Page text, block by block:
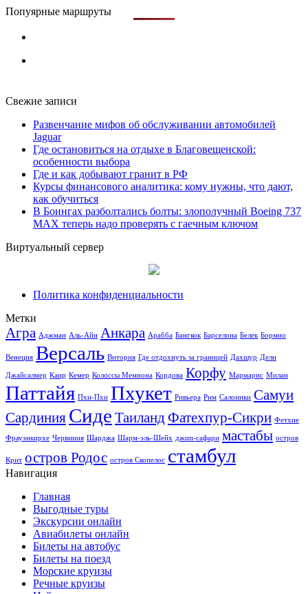
Попуярные маршруты
Свежие записи
Развенчание мифов об обслуживании автомобилей
Jaguar
Где остановиться на отдыхе в Благовещенской:
особенности выбора
Где и как добывают гранит в РФ
Курсы финансового аналитика: кому нужны, что дают,
как обучиться
В Боингах разболтались болты: злополучный Boeing 737
MAX теперь надо проверять с гаечным ключом
Виртуальный сервер
Политика конфиденциальности
Метки
Агра Аджман Аль-Айн Анкара Арабба Бангкок Барселона Белек Бормио
Венеция Версаль Витория Где отдохнуть за границей Дахшур Дели
Джайсалмер Каир Кемер Колоссы Мемнона Кордова Корфу Мармарис Милан
Паттайя Пхи-Пхи Пхукет Ривьера Рим Салоники Самуи
Сардиния Сиде ТаиландФатехпур-Сикри Фетхие
Фрауэнкирхе Червиния Шарджа Шарм-эль-Шейх джип-сафари мастабы остров
Крит остров Родос остров Скопелос стамбул
Навигация
Главная
Выгодные туры
Экскурсии онлайн
Авиабилеты онлайн
Билеты на автобус
Билеты на поезд
Морские круизы
Речные круизы